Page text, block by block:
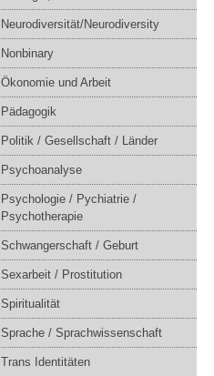
Neurodiversität/Neurodiversity
Nonbinary
Ökonomie und Arbeit
Pädagogik
Politik / Gesellschaft / Länder
Psychoanalyse
Psychologie / Pychiatrie /
Psychotherapie
Schwangerschaft / Geburt
Sexarbeit / Prostitution
Spiritualität
Sprache / Sprachwissenschaft
Trans Identitäten